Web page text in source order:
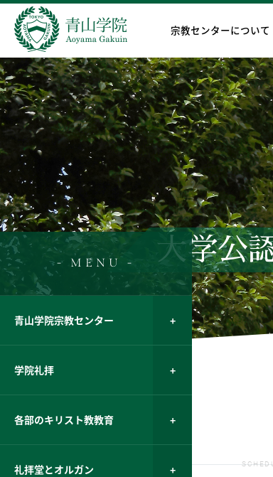
宗教センターについて
大学公
- MENU -
青山学院宗教センター
学院礼拝
各部のキリスト教教育
礼拝堂とオルガン